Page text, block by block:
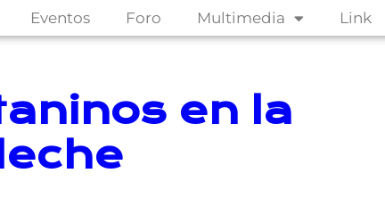
Eventos Foro Multimedia Link
en la